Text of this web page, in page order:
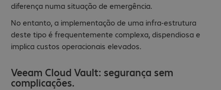
diferença numa situação de emergência.
No entanto, a implementação de uma infra-estrutura
deste tipo é frequentemente complexa, dispendiosa e
implica custos operacionais elevados.
Veeam Cloud Vault: segurança sem
complicações.